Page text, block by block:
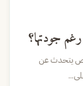
رغم جودتها؟
يتحدث عن